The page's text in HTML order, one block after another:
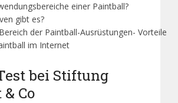
einer Paintball?
gibt es?
der Paintball-Ausrüstungen- Vorteile
im Internet
bei Stiftung
Co